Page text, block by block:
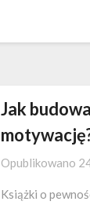
Jak
Opublikowano
Książki o